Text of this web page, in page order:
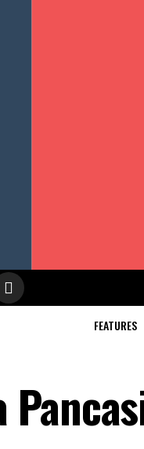
FEATURES